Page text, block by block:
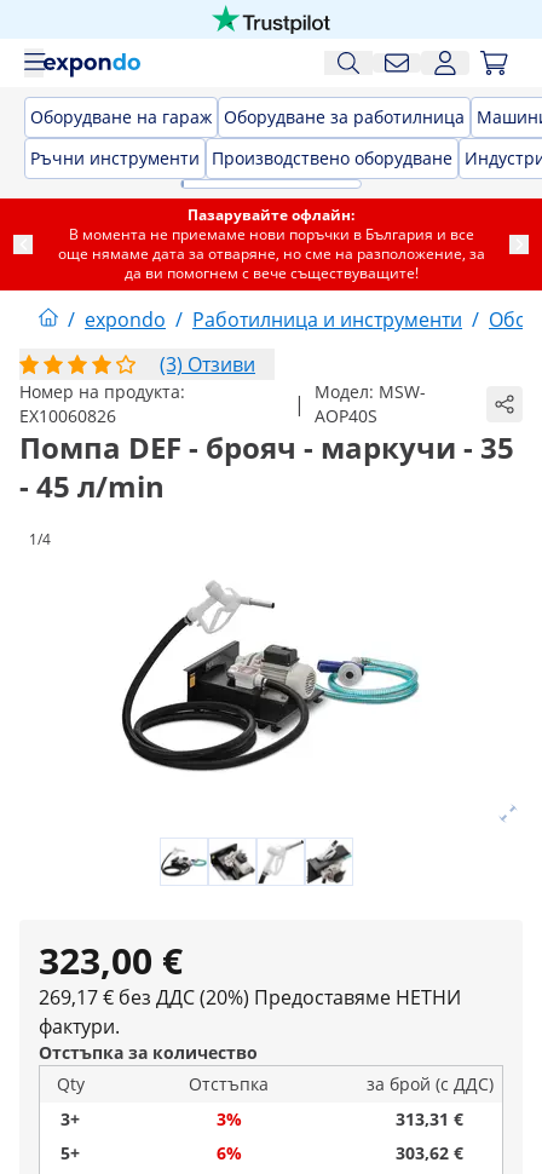
Оборудване на гараж Оборудване за работилница
Ръчни инструменти
Производствено оборудване
Пазарувайте офлайн:
В момента не приемаме нови поръчки в България и все
още нямаме дата за отваряне, но сме на разположение, за
да ви помогнем с вече съществуващите!
/ expondo / Работилница и инструменти /
(3) Отзиви
Номер на продукта:
EX10060826
| Модел: MSW-
AOP40S
Помпа DEF - брояч - маркучи - 35
- 45 л/min
1/4
323,00 €
269,17 € без ДДС (20%) Предоставяме НЕТНИ
фактури.
Отстъпка за количество
Qty
Отстъпка
за брой (с ДДС)
3+
3%
313,31 €
5+
6%
303,62 €